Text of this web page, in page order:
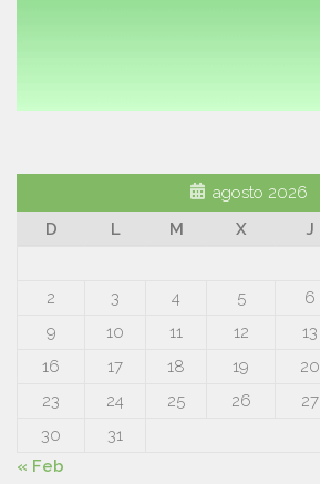
agosto 2026
D
L M X J
2
3 4 5 6
9
10 11 12 13
16
17 18 19 20
23
24 25 26 27
30
31
« Feb